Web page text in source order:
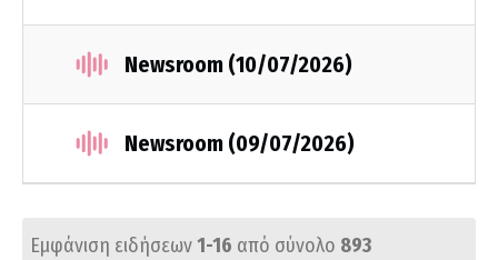
Newsroom (10/07/2026)
Newsroom (09/07/2026)
Εμφάνιση ειδήσεων1-16 από σύνολο 893